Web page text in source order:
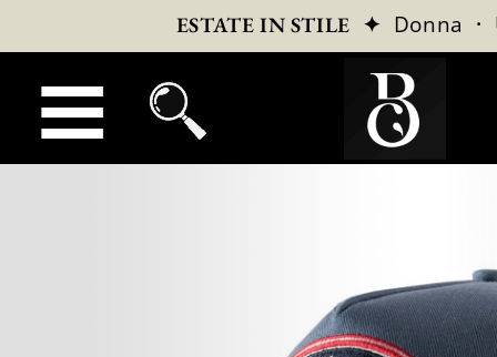
ESTATE IN STILE ✦ Donna ·